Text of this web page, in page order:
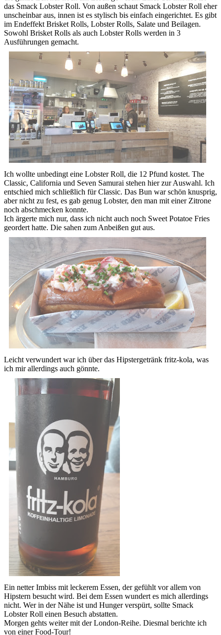
das Smack Lobster Roll. Von außen schaut Smack Lobster Roll eher
unscheinbar aus, innen ist es stylisch bis einfach eingerichtet. Es gibt
im Endeffekt Brisket Rolls, Lobster Rolls, Salate und Beilagen.
Sowohl Brisket Rolls als auch Lobster Rolls werden in 3
Ausführungen gemacht.
Ich wollte unbedingt eine Lobster Roll, die 12 Pfund kostet. The
Classic, California und Seven Samurai stehen hier zur Auswahl. Ich
entschied mich schließlich für Classic. Das Bun war schön knusprig,
aber nicht zu fest, es gab genug Lobster, den man mit einer Zitrone
noch abschmecken konnte.
Ich ärgerte mich nur, dass ich nicht auch noch Sweet Potatoe Fries
geordert hatte. Die sahen zum Anbeißen gut aus.
Leicht verwundert war ich über das Hipstergetränk fritz-kola, was
ich mir allerdings auch gönnte.
Ein netter Imbiss mit leckerem Essen, der gefühlt vor allem von
Hipstern besucht wird. Bei dem Essen wundert es mich allerdings
nicht. Wer in der Nähe ist und Hunger verspürt, sollte Smack
Lobster Roll einen Besuch abstatten.
Morgen gehts weiter mit der London-Reihe. Diesmal berichte ich
von einer Food-Tour!